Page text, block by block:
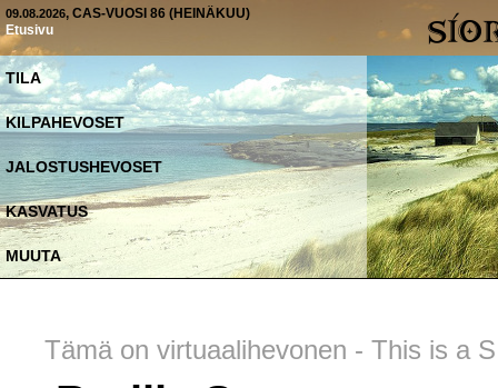
09.08.2026, CAS-VUOSI 86 (HEINÄKUU)
Etusivu
TILA
KILPAHEVOSET
JALOSTUSHEVOSET
KASVATUS
MUUTA
Tämä on virtuaalihevonen - This is a